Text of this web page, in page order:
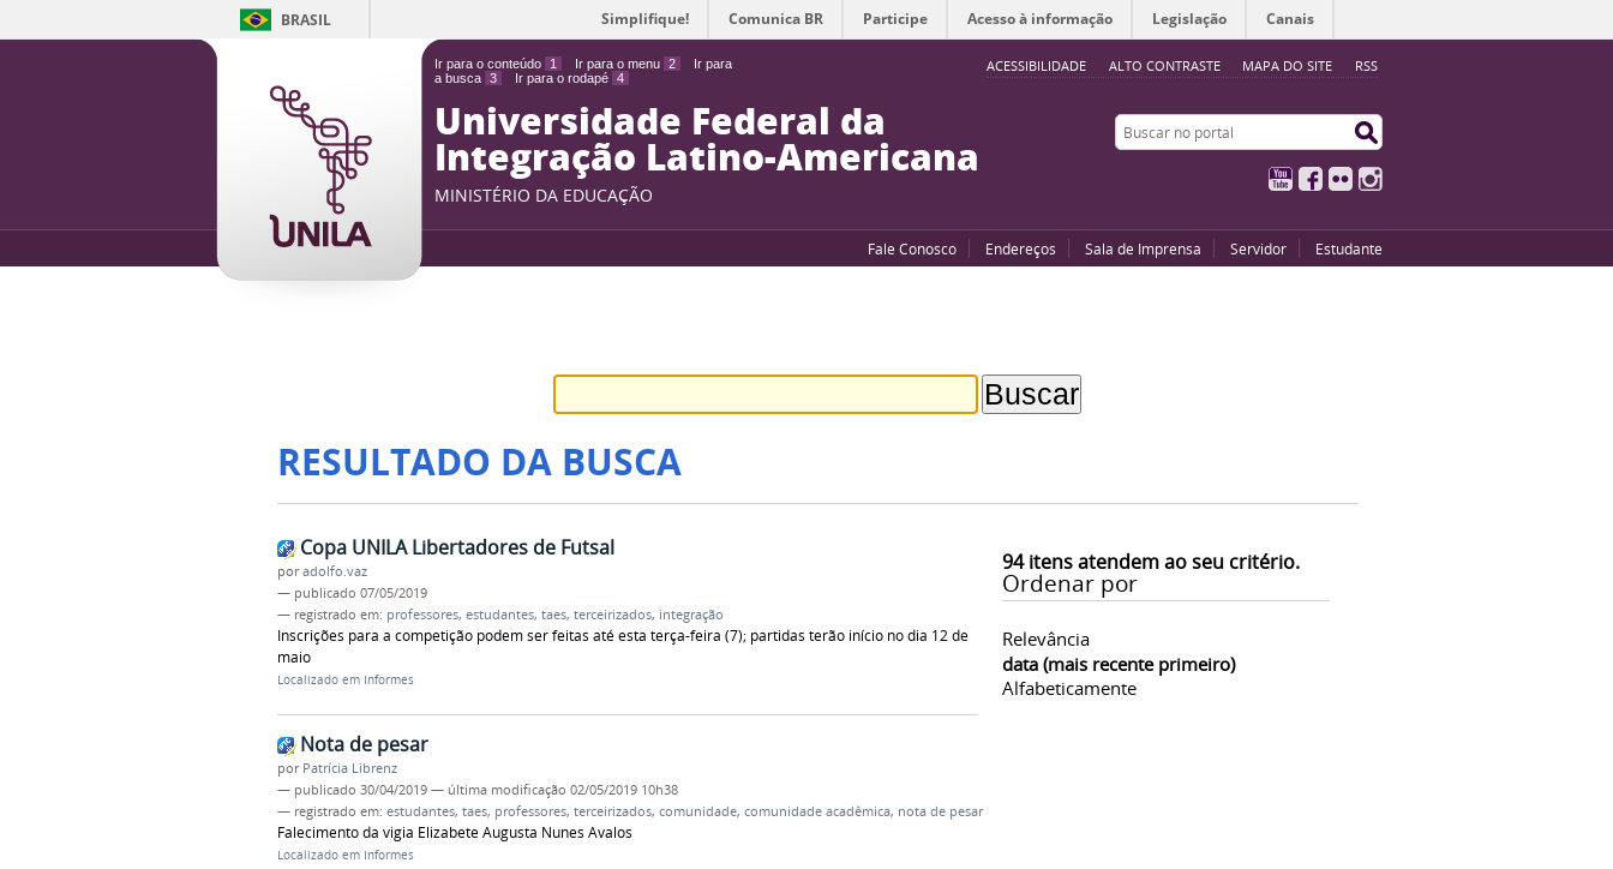
Ir para o conteúdo 1 Ir para o menu 2
Ir para
a busca 3 Ir para o rodapé 4
ACESSIBILIDADE ALTO CONTRASTE MAPA DO SITE RSS
BRASIL Simplifique! Comunica BR Participe Acesso à informação Legislação Canais
Universidade Federal da
Integração Latino-Americana
MINISTÉRIO DA EDUCAÇÃO
Buscar no portal
YouTubeFacebook
Flickr
Fale Conosco Endereços Sala de Imprensa Servidor Estudante
RESULTADO DA BUSCA
94itens atendem ao seu critério.
Ordenar por
Relevância
data (mais recente primeiro)
Alfabeticamente
Copa UNILA Libertadores de Futsal
poradolfo.vaz
— publicado 07/05/2019
— registrado em: professores, estudantes, taes, terceirizados, integração
Inscrições para a competição podem ser feitas até esta terça-feira (7); partidas terão início no dia 12 de
maio
Localizado em Informes
Nota de pesar
por Patrícia Librenz
— publicado 30/04/2019 — última modificação 02/05/2019 10h38
— registrado em: estudantes, taes, professores, terceirizados, comunidade, comunidade acadêmica, nota de pesar
Falecimento da vigia Elizabete Augusta Nunes Avalos
Localizado em Informes